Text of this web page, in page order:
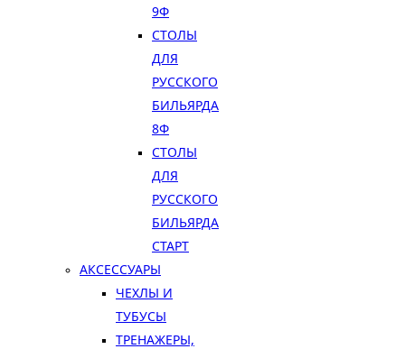
9Ф
СТОЛЫ
ДЛЯ
РУССКОГО
БИЛЬЯРДА
8Ф
СТОЛЫ
ДЛЯ
РУССКОГО
БИЛЬЯРДА
СТАРТ
АКСЕССУАРЫ
ЧЕХЛЫ И
ТУБУСЫ
ТРЕНАЖЕРЫ,